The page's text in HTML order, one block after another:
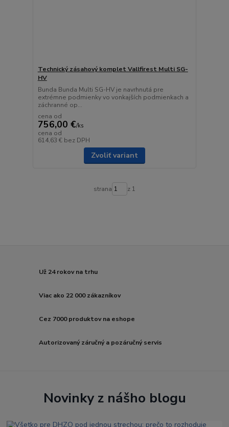
Technický zásahový komplet Vallfirest Multi SG-
HV
Bunda Bunda Multi SG-HV je navrhnutá pre
extrémne podmienky vo vonkajších podmienkach a
záchranné op...
cena od
756,00 €/ks
cena od
614,63 € bez DPH
Zvoliť variant
strana z 1
Už 24 rokov na trhu
Viac ako 22 000 zákazníkov
Cez 7000 produktov na eshope
Autorizovaný záručný a pozáručný servis
Novinky z nášho blogu